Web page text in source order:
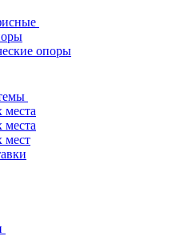
опоры
места
места
мест